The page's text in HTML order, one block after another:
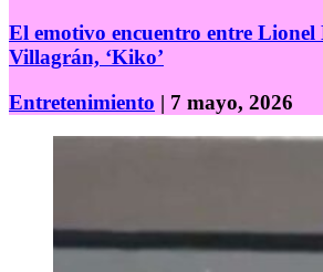
El emotivo encuentro entre Lionel
Villagrán, ‘Kiko’
Entretenimiento | 7 mayo, 2026